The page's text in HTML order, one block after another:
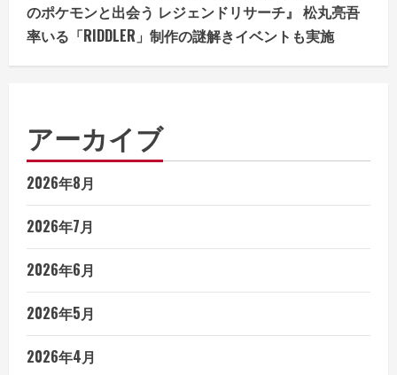
のポケモンと出会う レジェンドリサーチ』 松丸亮吾
率いる「RIDDLER」制作の謎解きイベントも実施
アーカイブ
2026年8月
2026年7月
2026年6月
2026年5月
2026年4月